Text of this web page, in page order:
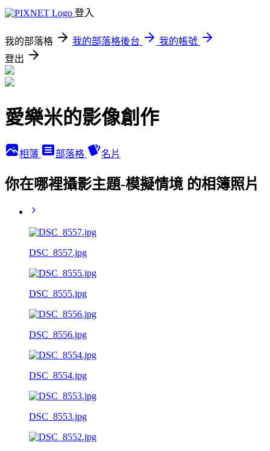
登入
我的部落格 我的部落格後台
我的帳號
登出
愛樂米的影像創作
相簿 部落格 名片
你在哪裡攝影主題-模擬情境 的相簿照片
DSC_8557.jpg
DSC_8555.jpg
DSC_8556.jpg
DSC_8554.jpg
DSC_8553.jpg